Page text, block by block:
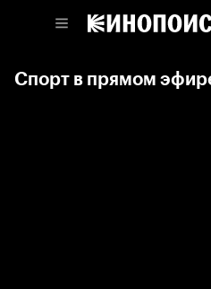
Спорт в прямом